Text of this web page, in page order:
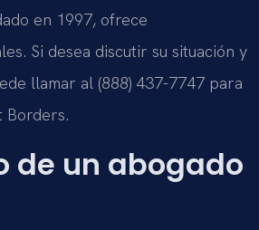
en 1997, ofrece
Si desea discutir su situación y
llamar al (888) 437-7747 para
Borders.
de un abogado